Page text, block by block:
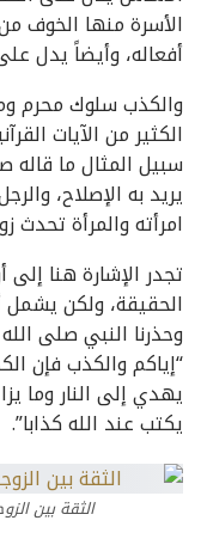
الأسرة منها الخوف
أفعاله، وأيضاً يدل
والكذب سلوك محرم
الكثير من الآيات
سبيل المثال ما قاله
يريد به الإصلاح،
امرأته والمرأة تحدث
تجدر الإشارة هنا
الحقيقة، ولكن يشمل
وحذرنا النبي صلى
“إياكم والكذب فإن
يهدي إلى النار وما
يكتب عند الله كذابا”.
الثقة بين